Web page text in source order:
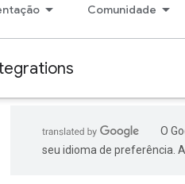
Comunidade
O
seu idioma de preferência.